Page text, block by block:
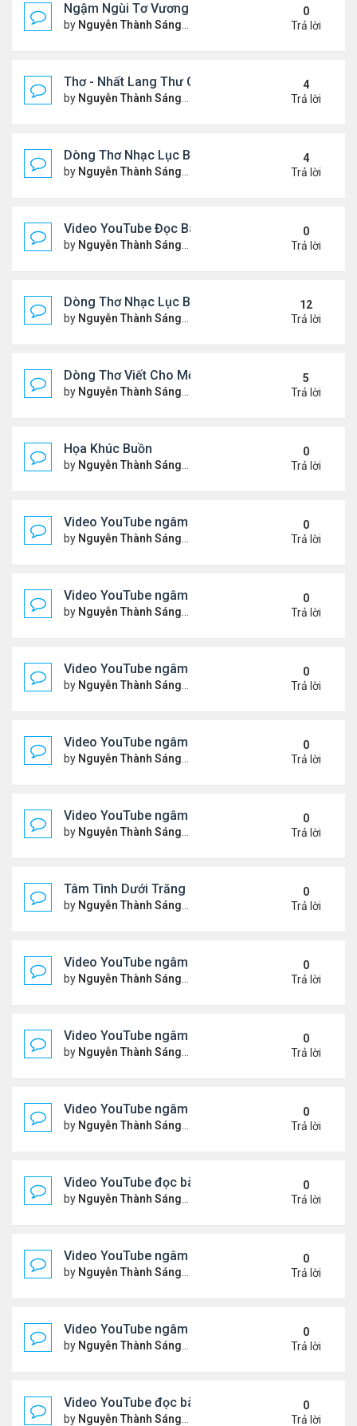
Ngậm Ngùi Tơ Vương - Video YouTube ngâm bài
by Nguyễn Thành Sáng Thứ 6 Tháng 7 24, 2026 9:50
0
Trả lời
Thơ - Nhất Lang Thư Quán (từ khóa Google)
by Nguyễn Thành Sáng Thứ 2 Tháng 7 13, 2026 7:17
4
Trả lời
Dòng Thơ Nhạc Lục Bát (2)
by Nguyễn Thành Sáng Thứ 5 Tháng 7 02, 2026 8:51
4
Trả lời
Video YouTube Đọc Bài Thơ "Nỗi Niềm Bên Sương
by Nguyễn Thành Sáng Thứ 3 Tháng 7 07, 2026 10:06
0
Trả lời
Dòng Thơ Nhạc Lục Bát (1)
by Nguyễn Thành Sáng Thứ 4 Tháng 4 15, 2026 2:27
12
Trả lời
Dòng Thơ Viết Cho Một Người
by Nguyễn Thành Sáng Chủ nhật Tháng 6 07, 2026
5
Trả lời
Họa Khúc Buồn
by Nguyễn Thành Sáng Thứ 2 Tháng 6 22, 2026 9:37
0
Trả lời
Video YouTube ngâm bài thơ nhạc lục bát "Chập
by Nguyễn Thành Sáng Thứ 5 Tháng 6 11, 2026 9:46
0
Trả lời
Video YouTube ngâm bài thơ nhạc lục bát "Chiếc
by Nguyễn Thành Sáng Chủ nhật Tháng 5 31, 2026
0
Trả lời
Video YouTube ngâm bài thơ nhạc lục bát "Thổn
by Nguyễn Thành Sáng Chủ nhật Tháng 5 24, 2026
0
Trả lời
Video YouTube ngâm bài Thơ Nhạc Lục Bát "Để
by Nguyễn Thành Sáng Thứ 7 Tháng 5 16, 2026 10:35
0
Trả lời
Video YouTube ngâm bài thơ nhạc lục bát "Em Đi
by Nguyễn Thành Sáng Thứ 5 Tháng 5 14, 2026 7:20
0
Trả lời
Tâm Tình Dưới Trăng
by Nguyễn Thành Sáng Thứ 3 Tháng 5 12, 2026 3:15
0
Trả lời
Video YouTube ngâm bài thơ nhạc lục bát "Em Có
by Nguyễn Thành Sáng Thứ 7 Tháng 5 02, 2026 10:15
0
Trả lời
Video YouTube ngâm bài thơ nhạc lục bát "Nói
by Nguyễn Thành Sáng Thứ 3 Tháng 4 21, 2026 8:37
0
Trả lời
Video YouTube ngâm bài Thơ Nhạc Lục Bát: "Thơ
by Nguyễn Thành Sáng Thứ 4 Tháng 4 08, 2026 8:22
0
Trả lời
Video YouTube đọc bài thơ "Vậy Mà Ai Nỡ"
by Nguyễn Thành Sáng Thứ 6 Tháng 4 03, 2026 7:59
0
Trả lời
Video YouTube ngâm bài Thơ Nhạc Lục Bát: Em
by Nguyễn Thành Sáng Thứ 2 Tháng 3 30, 2026 8:19
0
Trả lời
Video YouTube ngâm bài Thơ Nhạc Lục Bát: Nỗi
by Nguyễn Thành Sáng Thứ 5 Tháng 3 26, 2026 8:13
0
Trả lời
Video YouTube đọc bài thơ "Đôi Mắt Của Em"
by Nguyễn Thành Sáng Thứ 6 Tháng 3 20, 2026 8:21
0
Trả lời